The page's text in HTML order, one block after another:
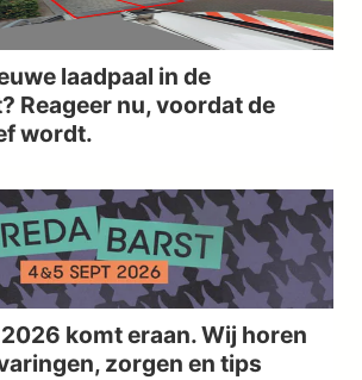
laadpaal in de
Reageer nu, voordat de
wordt.
komt eraan. Wij horen
zorgen en tips